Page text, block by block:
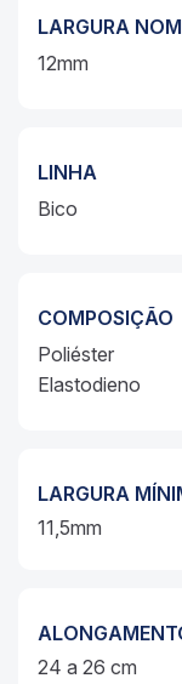
LARGURA
12mm
LINHA
Bico
COMPOSIÇÃO
Poliéster
Elastodieno
LARGURA
11,5mm
24 a 26 cm